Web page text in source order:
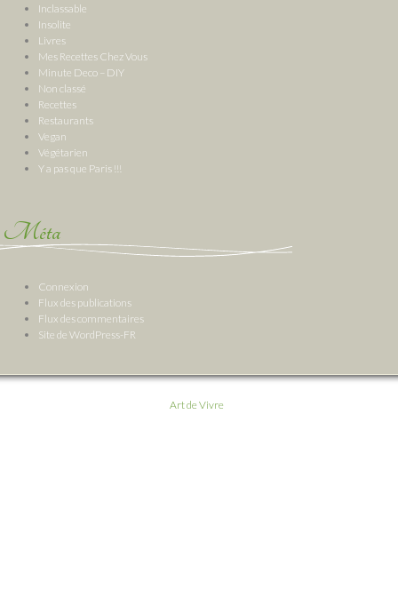
Inclassable
Insolite
Livres
Mes Recettes Chez Vous
Minute Deco – DIY
Non classé
Recettes
Restaurants
Vegan
Végétarien
Y a pas que Paris !!!
Méta
Connexion
Flux des publications
Flux des commentaires
Site de WordPress-FR
Art de Vivre